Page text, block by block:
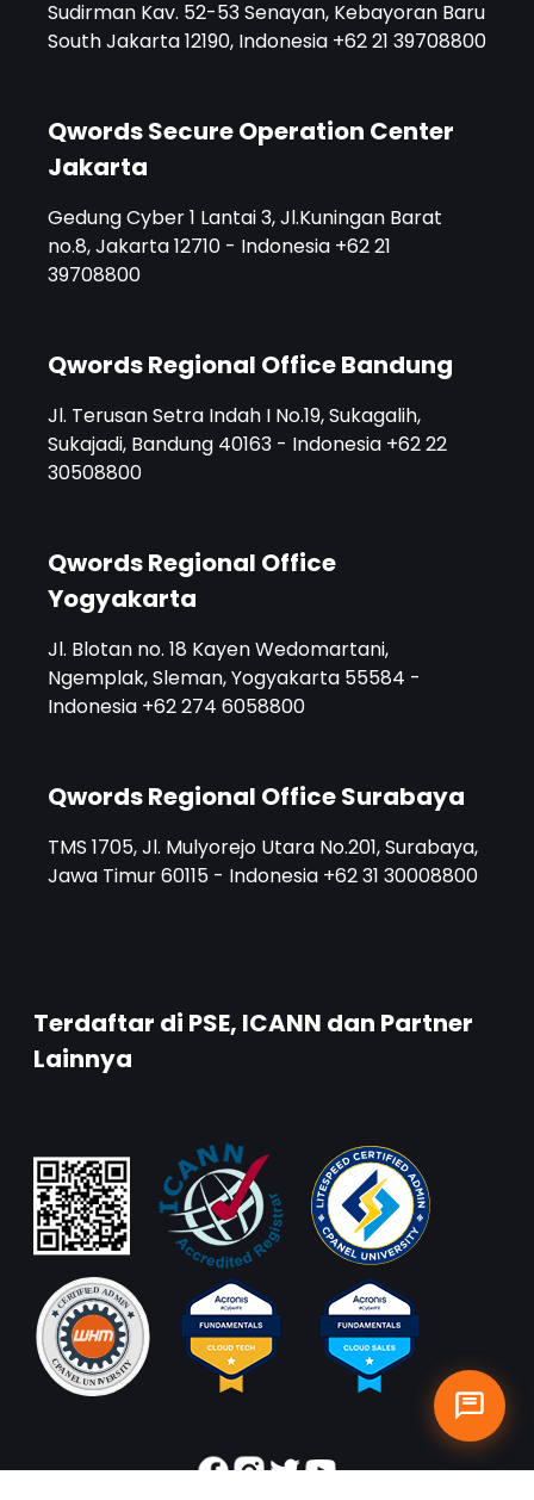
Sudirman Kav. 52-53 Senayan, Kebayoran Baru
South Jakarta 12190, Indonesia +62 21 39708800
Qwords Secure Operation Center
Jakarta
Gedung Cyber 1 Lantai 3, Jl.Kuningan Barat
no.8, Jakarta 12710 - Indonesia +62 21
39708800
Qwords Regional Office Bandung
Jl. Terusan Setra Indah I No.19, Sukagalih,
Sukajadi, Bandung 40163 - Indonesia +62 22
30508800
Qwords Regional Office
Yogyakarta
Jl. Blotan no. 18 Kayen Wedomartani,
Ngemplak, Sleman, Yogyakarta 55584 -
Indonesia +62 274 6058800
Qwords Regional Office Surabaya
TMS 1705, Jl. Mulyorejo Utara No.201, Surabaya,
Jawa Timur 60115 - Indonesia +62 31 30008800
Terdaftar di PSE, ICANN dan Partner
Lainnya